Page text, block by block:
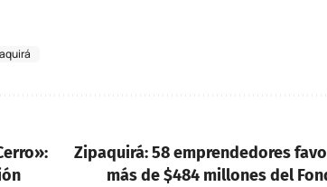
Zipaquirá: 58 emprendedores
más de $484 millones del